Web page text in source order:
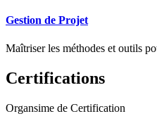
Gestion de Projet
Maîtriser les méthodes et outils
Certifications
Organsime de Certification